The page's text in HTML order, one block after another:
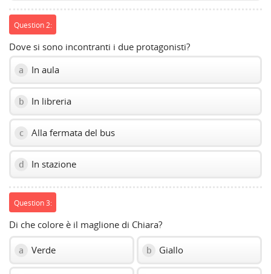
Question 2:
Dove si sono incontranti i due protagonisti?
a In aula
b In libreria
c Alla fermata del bus
d In stazione
Question 3:
Di che colore è il maglione di Chiara?
a Verde b Giallo